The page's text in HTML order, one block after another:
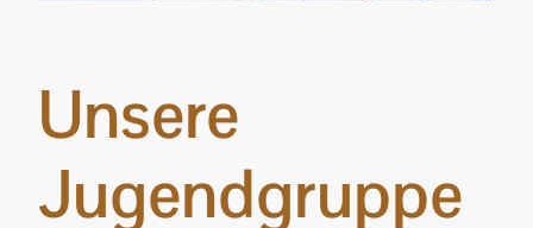
Unsere
Jugendgruppe